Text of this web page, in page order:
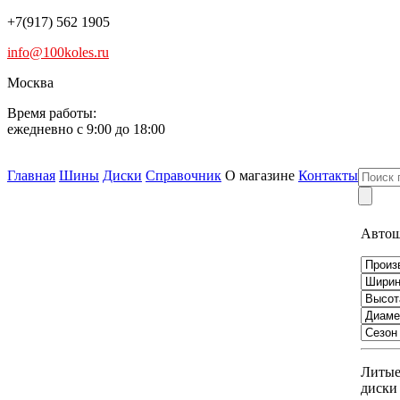
+7(917) 562 1905
info@100koles.ru
Москва
Время работы:
ежедневно с 9:00 до 18:00
Главная Шины Диски Справочник О магазине Контакты
Литые
диски